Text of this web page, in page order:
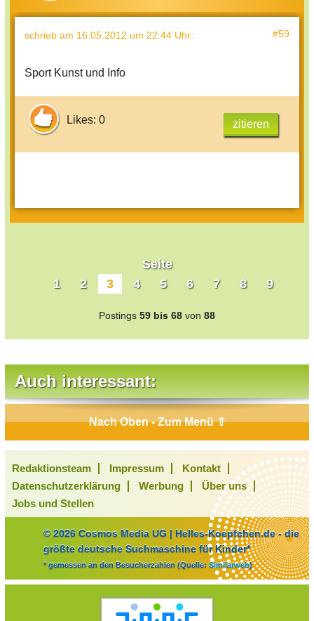
schrieb am 16.05.2012 um 22:44 Uhr: #59
Sport Kunst und Info
Likes: 0 zitieren
Seite
1
2 3 4 5 6 7 8 9
Postings 59 bis 68 von 88
Auch interessant:
Nach Oben - Zum Menü ⇧
Redaktionsteam Impressum
Kontakt
Datenschutzerklärung
Werbung
Über uns
Jobs und Stellen
© 2026 Cosmos Media UG | Helles-Koepfchen.de - die
größte deutsche Suchmaschine für Kinder*
* gemessen an den Besucherzahlen (Quelle: Similarweb)